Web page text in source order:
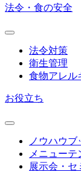
法令・食の安全
法令対策
衛生管理
食物アレル
お役立ち
ノウハウブ
メニューテ
展示会・セ